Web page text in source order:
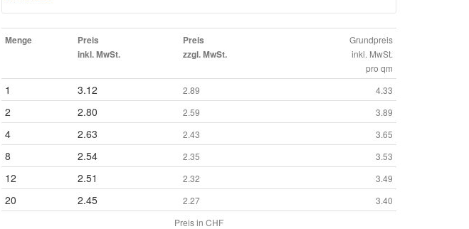
Menge
Preis
inkl. MwSt.
Preis
zzgl. MwSt.
Grundpreis
inkl. MwSt.
pro qm
1 3.12 2.89 4.33
2 2.80 2.59 3.89
4 2.63 2.43 3.65
8 2.54 2.35 3.53
12 2.51 2.32 3.49
20 2.45 2.27
3.40
Preis in CHF